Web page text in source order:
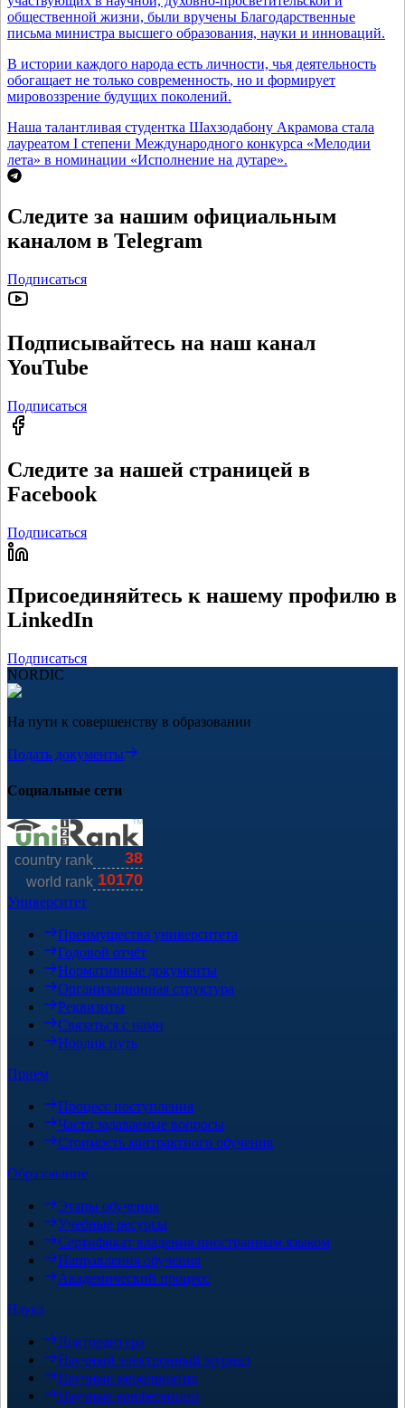
общественной жизни, были вручены Благодарственные
письма министра высшего образования, науки и инноваций.
В истории каждого народа есть личности, чья деятельность
обогащает не только современность, но и формирует
мировоззрение будущих поколений.
Наша талантливая студентка Шахзодабону Акрамова стала
лауреатом I степени Международного конкурса «Мелодии
лета» в номинации «Исполнение на дутаре».
Следите за нашим официальным
каналом в Telegram
Подписаться
Подписывайтесь на наш канал
YouTube
Подписаться
Следите за нашей страницей в
Facebook
Подписаться
Присоединяйтесь к нашему профилю в
LinkedIn
Подписаться
NORDIC
На пути к совершенству в образовании
Подать документы
Социальные сети
Университет
Преимущества университета
Годовой отчёт
Нормативные документы
Организационная структура
Реквизиты
Связаться с нами
Нордик путь
Прием
Процесс поступления
Часто задаваемые вопросы
Стоимость контрактного обучения
Образование
Этапы обучения
Учебные ресурсы
Сертификат владения иностранным языком
Направления обучения
Академический процесс
Наука
Докторантура
Научный электронный журнал
Научные мероприятия
Научные конференции